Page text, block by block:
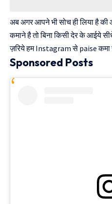
अब अगर आपने भी सोच ही लिया है
कमाने है तो बिना किसी देर के आईये
ज़रिये हम Instagram से paise
Sponsored Posts